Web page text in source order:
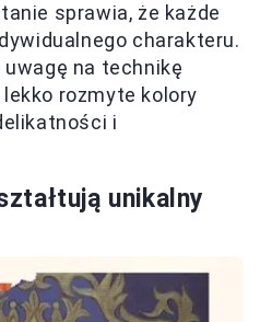
sprawia, że każde
charakteru.
na technikę
rozmyte kolory
i
unikalny